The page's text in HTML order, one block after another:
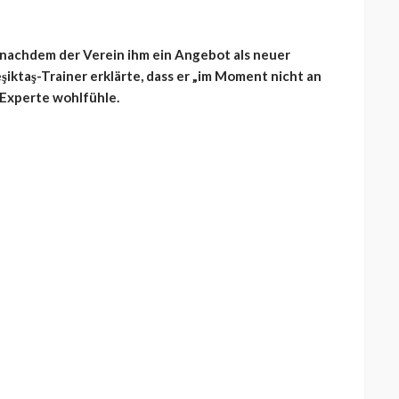
der Verein ihm ein Angebot als neuer
Trainer erklärte, dass er „im Moment nicht an
wohlfühle.